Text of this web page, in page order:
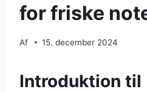
for friske
Af 15. december 2024
Introduktion til